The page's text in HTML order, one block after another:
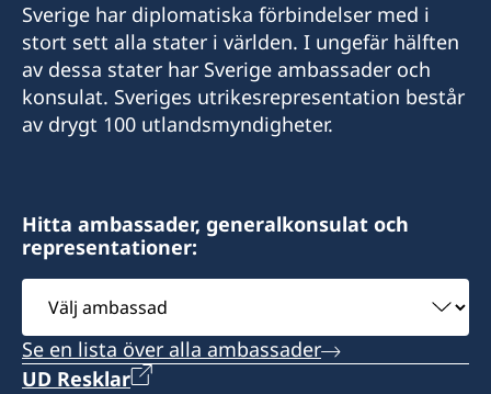
Sverige har diplomatiska förbindelser med i
stort sett alla stater i världen. I ungefär hälften
av dessa stater har Sverige ambassader och
konsulat. Sveriges utrikesrepresentation består
av drygt 100 utlandsmyndigheter.
Hitta ambassader, generalkonsulat och
representationer:
ambassad
Se en lista över alla ambassader
UD Resklar